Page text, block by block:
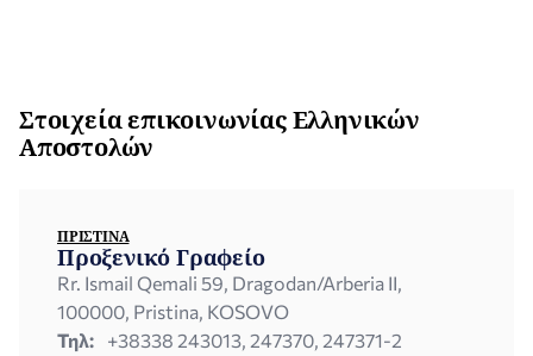
Στοιχεία επικοινωνίας Ελληνικών
Αποστολών
ΠΡΊΣΤΙΝΑ
Προξενικό Γραφείο
Rr. Ismail Qemali 59, Dragodan/Arberia II,
100000, Pristina, KOSOVO
Τηλ:
+38338 243013, 247370, 247371-2